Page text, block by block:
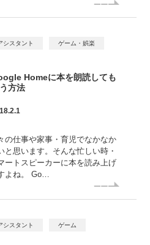
シスタント
ゲーム・娯楽
Homeに本を朗読しても
方法
の仕事や家事・育児でなかなか
思います。そんな忙しい時・
ートスピーカーに本を読み上げ
よね。 Go…
シスタント
ゲーム